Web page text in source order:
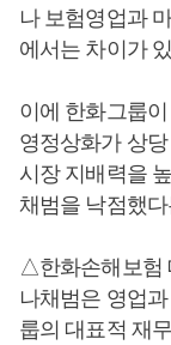
나 보험영업과
에서는 차이가
이에 한화그룹
영정상화가 상
시장 지배력을
채범을 낙점했
△한화손해보험
나채범은 영업
룹의 대표적 재